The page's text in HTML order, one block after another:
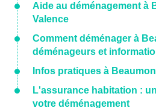
Aide au déménagement à
Valence
Comment déménager à
déménageurs et
Infos pratiques à
L'assurance habitation :
votre déménagement